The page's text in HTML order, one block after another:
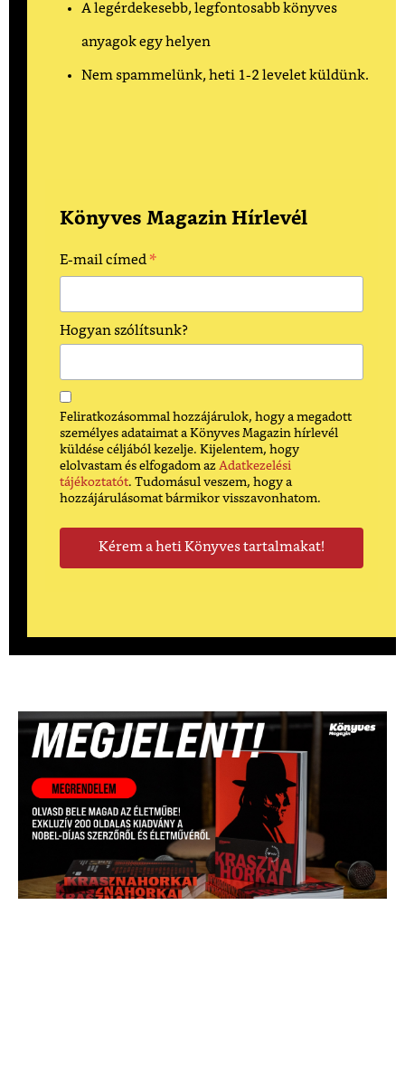
A legérdekesebb, legfontosabb könyves
anyagok egy helyen
Nem spammelünk, heti 1-2 levelet küldünk.
Könyves Magazin Hírlevél
E-mail címed *
Hogyan szólítsunk?
Feliratkozásommal hozzájárulok, hogy a megadott
személyes adataimat a Könyves Magazin hírlevél
küldése céljából kezelje. Kijelentem, hogy
elolvastam és elfogadom az Adatkezelési
tájékoztatót. Tudomásul veszem, hogy a
hozzájárulásomat bármikor visszavonhatom.